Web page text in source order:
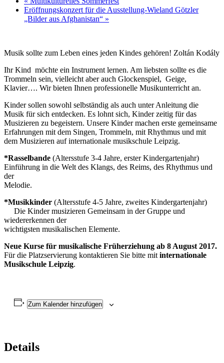
Eröffnungskonzert für die Ausstellung-Wieland Götzler
„Bilder aus Afghanistan“ »
Musik sollte zum Leben eines jeden Kindes gehören! Zoltán Kodály
Ihr Kind möchte ein Instrument lernen. Am liebsten sollte es die
Trommeln sein, vielleicht aber auch Glockenspiel, Geige,
Klavier…. Wir bieten Ihnen professionelle Musikunterricht an.
Kinder sollen sowohl selbständig als auch unter Anleitung die
Musik für sich entdecken. Es lohnt sich, Kinder zeitig für das
Musizieren zu begeistern. Unsere Kinder machen erste gemeinsame
Erfahrungen mit dem Singen, Trommeln, mit Rhythmus und mit
dem Musizieren auf internationale musikschule Leipzig.
*Rasselbande (Altersstufe 3-4 Jahre, erster Kindergartenjahr)
Einführung in die Welt des Klangs, des Reims, des Rhythmus und
der
Melodie.
*Musikkinder (Altersstufe 4-5 Jahre, zweites Kindergartenjahr)
Die Kinder musizieren Gemeinsam in der Gruppe und
wiedererkennen der
wichtigsten musikalischen Elemente.
Neue Kurse für musikalische Früherziehung ab 8 August 2017.
Für die Platzservierung kontaktieren Sie bitte mit internationale
Musikschule Leipzig.
Zum Kalender hinzufügen
Details